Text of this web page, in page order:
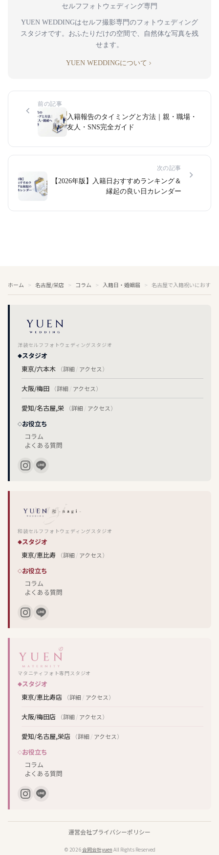
セルフフォトウェディング専門
YUEN WEDDINGはセルフ撮影専門のフォトウェディング
スタジオです。おふたりだけの空間で、自然体な写真を残
せます。
YUEN WEDDINGについて
前の記事
入籍報告のタイミングと方法｜親・職場・
友人・SNS完全ガイド
次の記事
【2026年版】入籍日おすすめランキング＆
縁起の良い日カレンダー
ホーム 名古屋/栄店 コラム 入籍日・婚姻届 名古屋で入籍祝いにおすす
洋装セルフフォトウェディングスタジオ
スタジオ
東京/六本木
（詳細 / アクセス）
大阪/梅田 （詳細 / アクセス）
愛知/名古屋,栄 （詳細 / アクセス）
お役立ち
コラム
よくある質問
和装セルフフォトウェディングスタジオ
スタジオ
東京/恵比寿
（詳細 / アクセス）
お役立ち
コラム
よくある質問
マタニティフォト専門スタジオ
スタジオ
東京/恵比寿店
（詳細 / アクセス）
大阪/梅田店 （詳細 / アクセス）
愛知/名古屋,栄店 （詳細 / アクセス）
お役立ち
コラム
よくある質問
運営会社プライバシーポリシー
© 2026合同会社yuen All Rights Reserved